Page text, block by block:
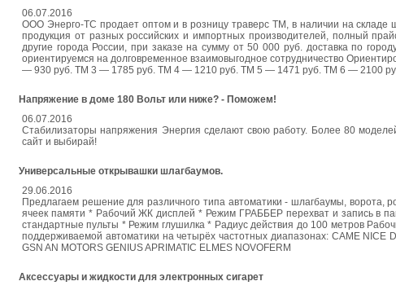
06.07.2016
ООО Энерго-ТС продает оптом и в розницу траверс ТМ, в наличии на складе
продукция от разных российских и импортных производителей, полный
другие города России, при заказе на сумму от 50 000 руб. доставка по
ориентируемся на долговременное взаимовыгодное сотрудничество
— 930 руб. ТМ 3 — 1785 руб. ТМ 4 — 1210 руб. ТМ 5 — 1471 руб. ТМ 6 — 2100
Напряжение в доме 180 Вольт или ниже? - Поможем!
06.07.2016
Стабилизаторы напряжения Энергия сделают свою работу. Более 80
сайт и выбирай!
Универсальные открывашки шлагбаумов.
29.06.2016
Предлагаем решение для различного типа автоматики - шлагбаумы, ворота,
ячеек памяти * Рабочий ЖК дисплей * Режим ГРАББЕР перехват и запись в
стандартные пульты * Режим глушилка * Радиус действия до 100 метров
поддерживаемой автоматики на четырёх частотных диапазонах: CAME NICE
GSN AN MOTORS GENIUS APRIMATIC ELMES NOVOFERM
Аксеccуары и жидкости для электронных сигарет